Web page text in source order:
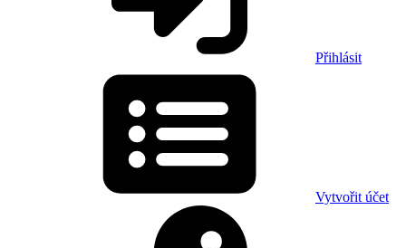
Přihlásit
Vytvořit účet